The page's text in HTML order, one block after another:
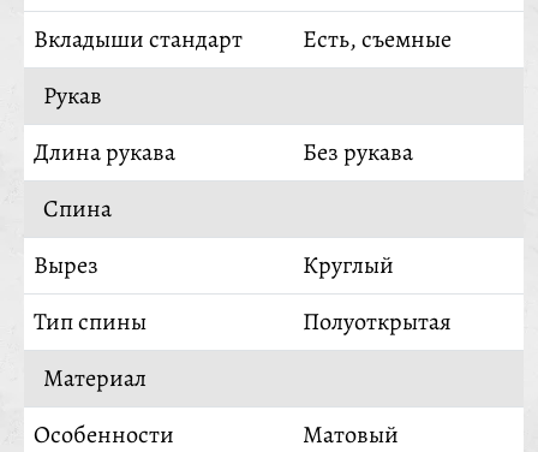
Вкладыши стандарт
Есть, съемные
Рукав
Длина рукава
Без рукава
Спина
Вырез
Круглый
Тип спины
Полуоткрытая
Материал
Особенности
Матовый